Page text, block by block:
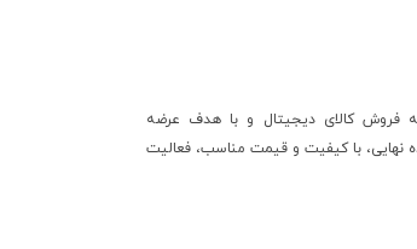
از سال 1396 در زمینه فروش کالای دیجیتال و با هدف عرضه
با کیفیت و قیمت مناسب، فعالیت